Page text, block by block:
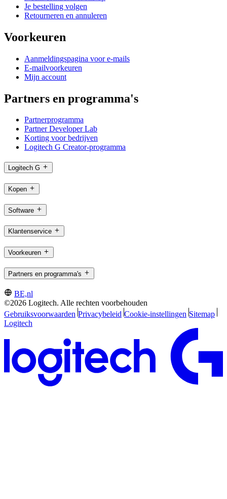
Je bestelling volgen
Retourneren en annuleren
Voorkeuren
Aanmeldingspagina voor e-mails
E-mailvoorkeuren
Mijn account
Partners en programma's
Partnerprogramma
Partner Developer Lab
Korting voor bedrijven
Logitech G Creator-programma
Logitech G
Kopen
Software
Klantenservice
Voorkeuren
Partners en programma's
BE,nl
©2026 Logitech. Alle rechten voorbehouden
Gebruiksvoorwaarden Privacybeleid Cookie-instellingen Sitemap
Logitech